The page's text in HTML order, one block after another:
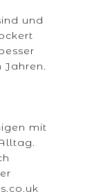
und
Jahren.
mit